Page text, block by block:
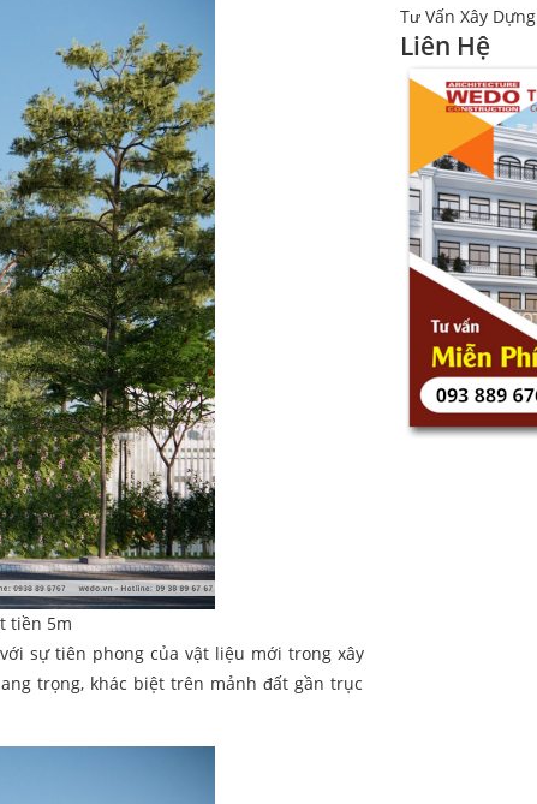
tiền 5m
sự tiên phong của vật liệu mới trong xây
trọng, khác biệt trên mảnh đất gần trục
Tư Vấn Xây Dựng
Liên Hệ